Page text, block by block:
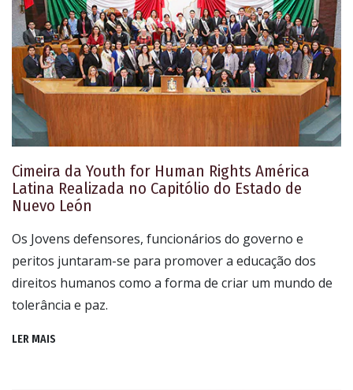
Cimeira da Youth for Human Rights América
Latina Realizada no Capitólio do Estado de
Nuevo León
Os Jovens defensores, funcionários do governo e
peritos juntaram-se para promover a educação dos
direitos humanos como a forma de criar um mundo de
tolerância e paz.
LER MAIS